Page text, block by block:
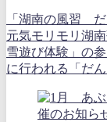
「湖南の風習
元気モリモリ湖
雪遊び体験」の
に行われる「だ